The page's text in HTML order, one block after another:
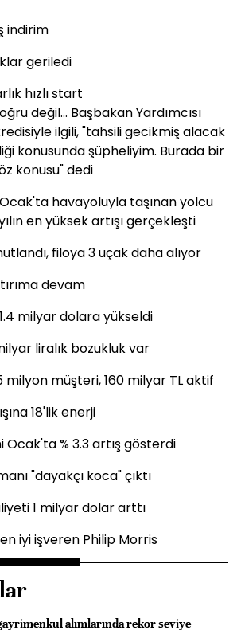
indirim
geriledi
hızlı start
değil... Başbakan Yardımcısı
ilgili, "tahsili gecikmiş alacak
konusunda şüpheliyim. Burada bir
konusu" dedi
havayoluyla taşınan yolcu
en yüksek artışı gerçekleşti
filoya 3 uçak daha alıyor
devam
milyar dolara yükseldi
liralık bozukluk var
milyon müşteri, 160 milyar TL aktif
18'lik enerji
% 3.3 artış gösterdi
"dayakçı koca" çıktı
1 milyar dolar arttı
iyi işveren Philip Morris
alımlarında rekor seviye